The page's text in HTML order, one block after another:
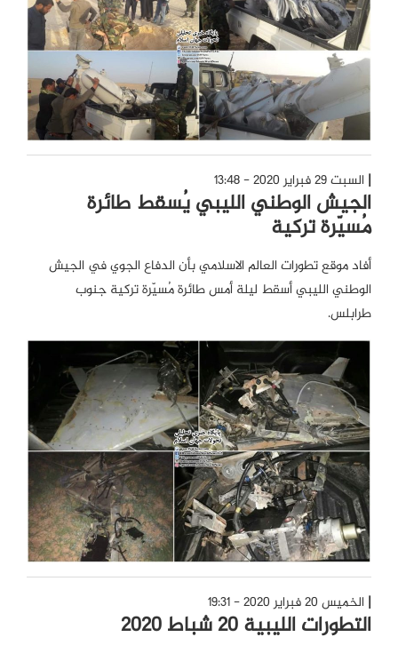
السبت 29 فبراير 2020 - 13:48
الجيش الوطني الليبي يُسقط طائرة
مُسيّرة تركية
أفاد موقع تطورات العالم الاسلامي بأن الدفاع الجوي في الجيش
الوطني الليبي أسقط ليلة أمس طائرة مُسيّرة تركية جنوب
طرابلس.
الخميس 20 فبراير 2020 - 19:31
التطورات الليبية 20 شباط 2020